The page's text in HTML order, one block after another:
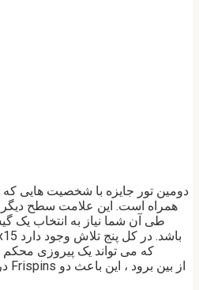
دومین تور جایزه با شخصیت هایی
همراه است. این علامت سطح
طی آن شما نیاز به انتخاب یک
که می تواند یک پیروزی محکم